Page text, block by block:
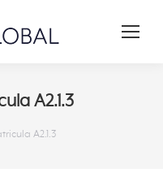
A2.1.3
A2.1.3